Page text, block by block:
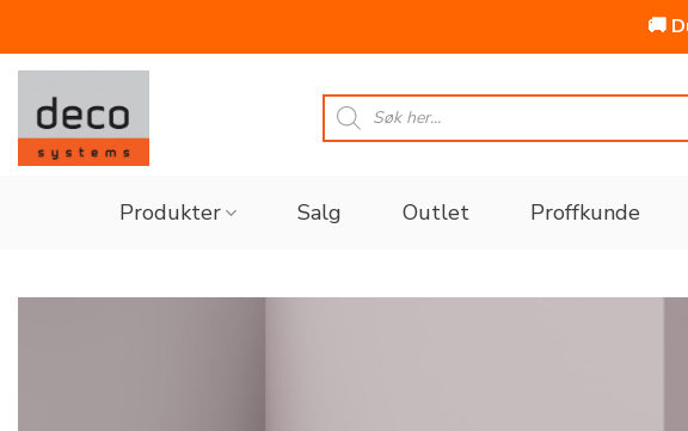
🚚
Skip
content
Products
search
Produkter Salg Outlet Proffkunde